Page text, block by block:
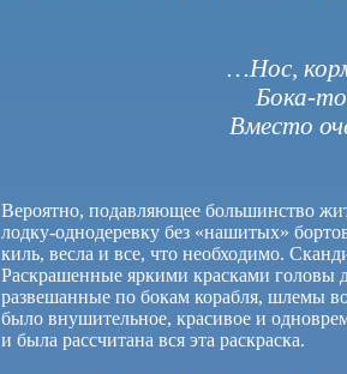
…Нос,
Бока-
Вместо
Вероятно, подавляющее большинство
лодку-однодеревку без «нашитых»
киль, весла и все, что необходимо.
Раскрашенные яркими красками головы
развешанные по бокам корабля, шлемы
было внушительное, красивое и
и была рассчитана вся эта раскраска.